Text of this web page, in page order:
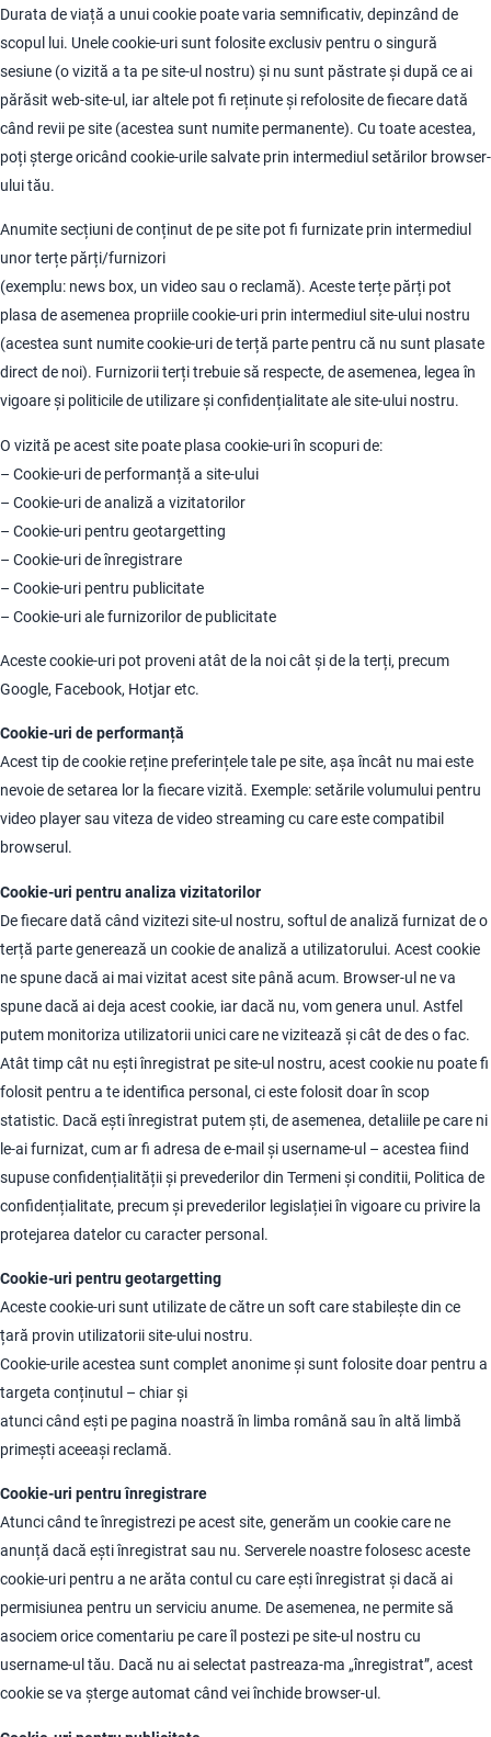
Durata de viață a unui cookie poate varia semnificativ, depinzând de
scopul lui. Unele cookie-uri sunt folosite exclusiv pentru o singură
sesiune (o vizită a ta pe site-ul nostru) și nu sunt păstrate și după ce ai
părăsit web-site-ul, iar altele pot fi reținute și refolosite de fiecare dată
când revii pe site (acestea sunt numite permanente). Cu toate acestea,
poți șterge oricând cookie-urile salvate prin intermediul setărilor browser-
ului tău.
Anumite secțiuni de conținut de pe site pot fi furnizate prin intermediul
unor terțe părți/furnizori
(exemplu: news box, un video sau o reclamă). Aceste terțe părți pot
plasa de asemenea propriile cookie-uri prin intermediul site-ului nostru
(acestea sunt numite cookie-uri de terță parte pentru că nu sunt plasate
direct de noi). Furnizorii terți trebuie să respecte, de asemenea, legea în
vigoare și politicile de utilizare și confidențialitate ale site-ului nostru.
O vizită pe acest site poate plasa cookie-uri în scopuri de:
– Cookie-uri de performanță a site-ului
– Cookie-uri de analiză a vizitatorilor
– Cookie-uri pentru geotargetting
– Cookie-uri de înregistrare
– Cookie-uri pentru publicitate
– Cookie-uri ale furnizorilor de publicitate
Aceste cookie-uri pot proveni atât de la noi cât și de la terți, precum
Google, Facebook, Hotjar etc.
Cookie-uri de performanță
Acest tip de cookie reține preferințele tale pe site, așa încât nu mai este
nevoie de setarea lor la fiecare vizită. Exemple: setările volumului pentru
video player sau viteza de video streaming cu care este compatibil
browserul.
Cookie-uri pentru analiza vizitatorilor
De fiecare dată când vizitezi site-ul nostru, softul de analiză furnizat de o
terță parte generează un cookie de analiză a utilizatorului. Acest cookie
ne spune dacă ai mai vizitat acest site până acum. Browser-ul ne va
spune dacă ai deja acest cookie, iar dacă nu, vom genera unul. Astfel
putem monitoriza utilizatorii unici care ne vizitează și cât de des o fac.
Atât timp cât nu ești înregistrat pe site-ul nostru, acest cookie nu poate fi
folosit pentru a te identifica personal, ci este folosit doar în scop
statistic. Dacă ești înregistrat putem ști, de asemenea, detaliile pe care ni
le-ai furnizat, cum ar fi adresa de e-mail și username-ul – acestea fiind
supuse confidențialității și prevederilor din Termeni și conditii, Politica de
confidențialitate, precum și prevederilor legislației în vigoare cu privire la
protejarea datelor cu caracter personal.
Cookie-uri pentru geotargetting
Aceste cookie-uri sunt utilizate de către un soft care stabilește din ce
țară provin utilizatorii site-ului nostru.
Cookie-urile acestea sunt complet anonime și sunt folosite doar pentru a
targeta conținutul – chiar și
atunci când ești pe pagina noastră în limba română sau în altă limbă
primești aceeași reclamă.
Cookie-uri pentru înregistrare
Atunci când te înregistrezi pe acest site, generăm un cookie care ne
anunță dacă ești înregistrat sau nu. Serverele noastre folosesc aceste
cookie-uri pentru a ne arăta contul cu care ești înregistrat și dacă ai
permisiunea pentru un serviciu anume. De asemenea, ne permite să
asociem orice comentariu pe care îl postezi pe site-ul nostru cu
username-ul tău. Dacă nu ai selectat pastreaza-ma „înregistrat”, acest
cookie se va șterge automat când vei închide browser-ul.